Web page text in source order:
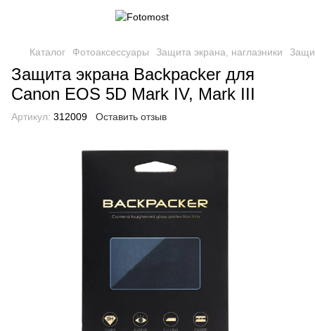
Каталог Фотоаксессуары Защита экрана, наглазники
Защита экрана Backpacker для
Canon EOS 5D Mark IV, Mark III
Артикул: 312009 Оставить отзыв